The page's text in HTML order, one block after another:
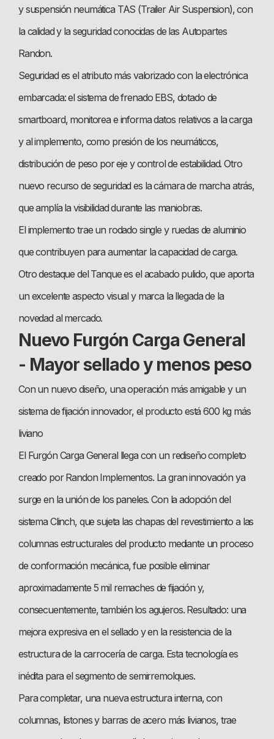
y suspensión neumática TAS (Trailer Air Suspension), con
la calidad y la seguridad conocidas de las Autopartes
Randon.
Seguridad es el atributo más valorizado con la electrónica
embarcada: el sistema de frenado EBS, dotado de
smartboard, monitorea e informa datos relativos a la carga
y al implemento, como presión de los neumáticos,
distribución de peso por eje y control de estabilidad. Otro
nuevo recurso de seguridad es la cámara de marcha atrás,
que amplía la visibilidad durante las maniobras.
El implemento trae un rodado single y ruedas de aluminio
que contribuyen para aumentar la capacidad de carga.
Otro destaque del Tanque es el acabado pulido, que aporta
un excelente aspecto visual y marca la llegada de la
novedad al mercado.
Nuevo Furgón Carga General
- Mayor sellado y menos peso
Con un nuevo diseño, una operación más amigable y un
sistema de fijación innovador, el producto está 600 kg más
liviano
El Furgón Carga General llega con un rediseño completo
creado por Randon Implementos. La gran innovación ya
surge en la unión de los paneles. Con la adopción del
sistema Clinch, que sujeta las chapas del revestimiento a las
columnas estructurales del producto mediante un proceso
de conformación mecánica, fue posible eliminar
aproximadamente 5 mil remaches de fijación y,
consecuentemente, también los agujeros. Resultado: una
mejora expresiva en el sellado y en la resistencia de la
estructura de la carrocería de carga. Esta tecnología es
inédita para el segmento de semirremolques.
Para completar, una nueva estructura interna, con
columnas, listones y barras de acero más livianos, trae